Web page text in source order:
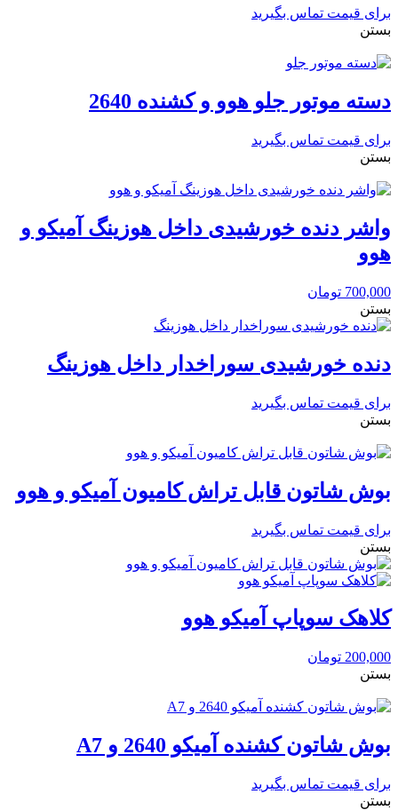
برای قیمت تماس بگیرید
بستن
دسته موتور جلو هوو و کشنده 2640
برای قیمت تماس بگیرید
بستن
واشر دنده خورشیدی داخل هوزینگ آمیکو و
هوو
700,000 تومان
بستن
دنده خورشیدی سوراخدار داخل هوزینگ
برای قیمت تماس بگیرید
بستن
بوش شاتون قابل تراش کامیون آمیکو و هوو
برای قیمت تماس بگیرید
بستن
کلاهک سوپاپ آمیکو هوو
200,000 تومان
بستن
بوش شاتون کشنده آمیکو 2640 و A7
برای قیمت تماس بگیرید
بستن